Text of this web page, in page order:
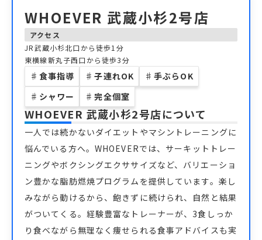
WHOEVER 武蔵小杉2号店
アクセス
JR武蔵小杉北口から徒歩1分
東横線新丸子西口から徒歩3分
♯ 食事指導 ♯ 子連れOK ♯ 手ぶらOK
♯ シャワー ♯ 完全個室
WHOEVER 武蔵小杉2号店について
一人では続かないダイエットやマシントレーニングに
悩んでいる方へ。WHOEVERでは、サーキットトレー
ニングやボクシングエクササイズなど、バリエーショ
ン豊かな脂肪燃焼プログラムを提供しています。楽し
みながら動けるから、飽きずに続けられ、自然と結果
がついてくる。経験豊富なトレーナーが、3食しっか
り食べながら無理なく痩せられる食事アドバイスも実